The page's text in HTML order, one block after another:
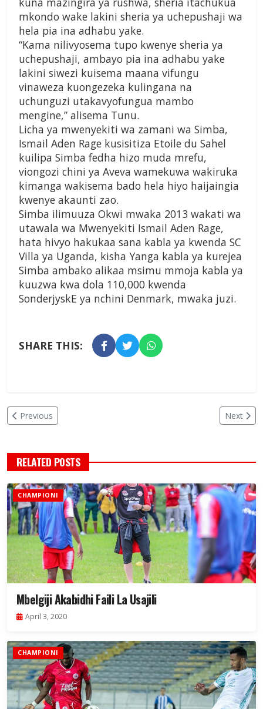
mkondo wake lakini sheria ya uchepushaji wa
hela pia ina adhabu yake.
“Kama nilivyosema tupo kwenye sheria ya
uchepushaji, ambayo pia ina adhabu yake
lakini siwezi kuisema maana vifungu
vinaweza kuongezeka kulingana na
uchunguzi utakavyofungua mambo
mengine,” alisema Tunu.
Licha ya mwenyekiti wa zamani wa Simba,
Ismail Aden Rage kusisitiza Etoile du Sahel
kuilipa Simba fedha hizo muda mrefu,
viongozi chini ya Aveva wamekuwa wakiruka
kimanga wakisema bado hela hiyo haijaingia
kwenye akaunti zao.
Simba ilimuuza Okwi mwaka 2013 wakati wa
utawala wa Mwenyekiti Ismail Aden Rage,
hata hivyo hakukaa sana kabla ya kwenda SC
Villa ya Uganda, kisha Yanga kabla ya kurejea
Simba ambako alikaa msimu mmoja kabla ya
kuuzwa kwa dola 110,000 kwenda
SonderjyskE ya nchini Denmark, mwaka juzi.
SHARE THIS:
Previous Next
RELATED POSTS
CHAMPIONI
Mbelgiji Akabidhi Faili La Usajili
April 3, 2020
CHAMPIONI